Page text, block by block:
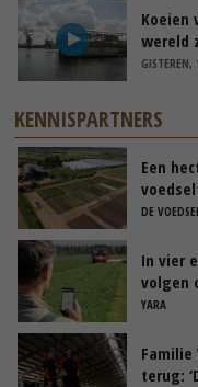
Koeien
wereld
GISTEREN,
KENNISPARTNERS
Een
DE
In vier
volgen
YARA
terug: